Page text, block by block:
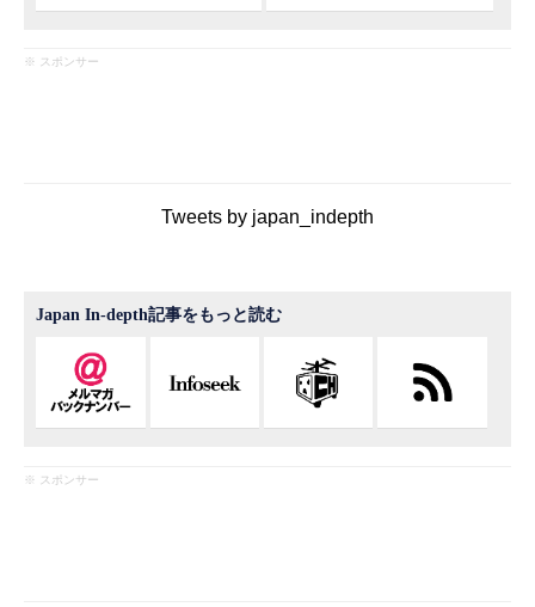
※ スポンサー
Tweets by japan_indepth
Japan In-depth記事をもっと読む
※ スポンサー